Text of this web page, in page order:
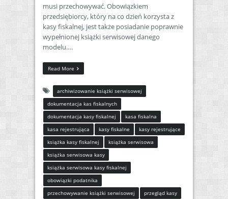
musi przechowywać. Obowiązkiem
przedsiębiorcy, który na co dzień korzysta z
kasy fiskalnej, jest także posiadanie poprawnie
wypełnionej książki serwisowej danego
modelu….
Read More
archiwizowanie książki serwisowej
dokumentacja kas fiskalnych
dokumentacja kasy fiskalnej
kasa fiskalna
kasa rejestrująca
kasy fiskalne
kasy rejestrujące
książka kasy fiskalnej
książka serwisowa
książka serwisowa kasy
książka serwisowa kasy fiskalnej
obowiązki podatnika
przechowywanie książki serwisowej
przegląd kasy